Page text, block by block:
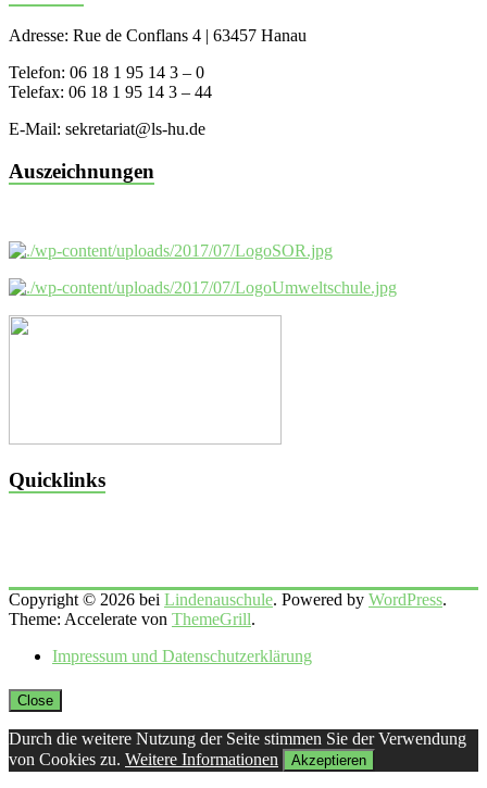
Adresse: Rue de Conflans 4 | 63457 Hanau
Telefon: 06 18 1 95 14 3 – 0
Telefax: 06 18 1 95 14 3 – 44
E-Mail: sekretariat@ls-hu.de
Auszeichnungen
Quicklinks
Copyright © 2026 bei Lindenauschule. Powered by WordPress.
Theme: Accelerate von ThemeGrill.
Impressum und Datenschutzerklärung
Close
Durch die weitere Nutzung der Seite stimmen Sie der Verwendung
von Cookies zu. Weitere Informationen Akzeptieren